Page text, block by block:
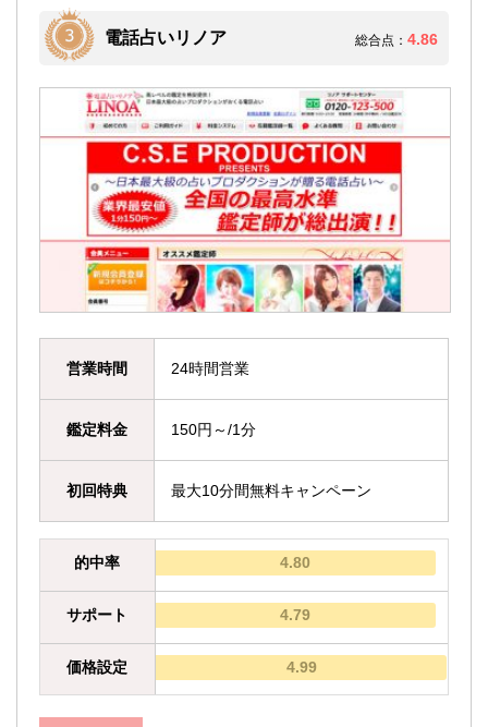
電話占いリノア 総合点： 4.86
営業時間 24時間営業
鑑定料金 150円～/1分
初回特典 最大10分間無料キャンペーン
的中率 4.80
サポート 4.79
価格設定 4.99